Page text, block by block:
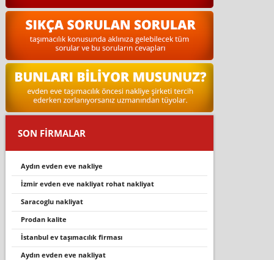
SON FİRMALAR
aydın evden eve nakliye
izmir evden eve nakliyat rohat nakli̇yat
saracoglu nakliyat
prodan kalite
i̇stanbul ev taşimacilik fi̇rmasi
aydın evden eve nakliyat